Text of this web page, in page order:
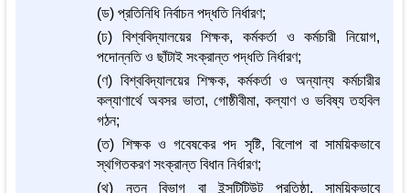
(ড) প্রতিনিধি নির্বাচন পদ্ধতি নির্ধারণ;
(ঢ) বিশ্ববিদ্যালয়ের শিক্ষক, কর্মকর্তা ও কর্মচারী নিয়োগ,
পদোন্নতি ও ছাঁটাই সংক্রান্ত পদ্ধতি নির্ধারণ;
(ণ) বিশ্ববিদ্যালয়ের শিক্ষক, কর্মকর্তা ও অন্যান্য কর্মচারীর
কল্যাণার্থে অবসর ভাতা, গোষ্ঠীবীমা, কল্যাণ ও ভবিষ্য তহবিল
গঠন;
(ত) শিক্ষক ও গবেষকের পদ সৃষ্টি, বিলোপ বা সাময়িকভাবে
স্থগিতকরণ সংক্রান্ত বিধান নির্ধারণ;
(থ) নূতন বিভাগ বা ইন্সটিটিউট প্রতিষ্ঠা, সাময়িকভাবে